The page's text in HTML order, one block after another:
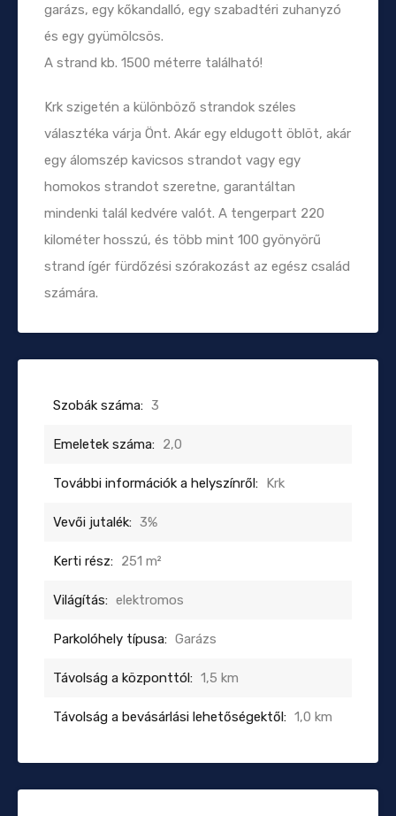
garázs, egy kőkandalló, egy szabadtéri zuhanyzó
és egy gyümölcsös.
A strand kb. 1500 méterre található!
Krk szigetén a különböző strandok széles
választéka várja Önt. Akár egy eldugott öblöt, akár
egy álomszép kavicsos strandot vagy egy
homokos strandot szeretne, garantáltan
mindenki talál kedvére valót. A tengerpart 220
kilométer hosszú, és több mint 100 gyönyörű
strand ígér fürdőzési szórakozást az egész család
számára.
Szobák száma: 3
Emeletek száma: 2,0
További információk a helyszínről: Krk
Vevői jutalék: 3%
Kerti rész: 251 m²
Világítás: elektromos
Parkolóhely típusa: Garázs
Távolság a központtól: 1,5 km
Távolság a bevásárlási lehetőségektől: 1,0 km